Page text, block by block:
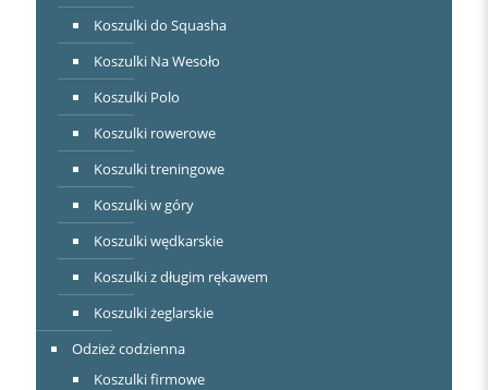
Koszulki do Squasha
Koszulki Na Wesoło
Koszulki Polo
Koszulki rowerowe
Koszulki treningowe
Koszulki w góry
Koszulki wędkarskie
Koszulki z długim rękawem
Koszulki żeglarskie
Odzież codzienna
Koszulki firmowe